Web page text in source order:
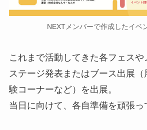
NEXTメンバーで作成したイベ
これまで活動してきた各フェス
ステージ発表またはブース出展
験コーナーなど）を出展。
当日に向けて、各自準備を頑張っ